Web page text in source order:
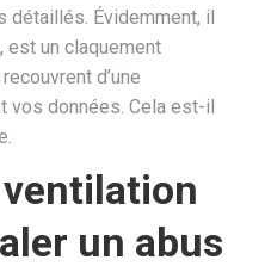
détaillés. Évidemment, il
un claquement
d’une
vos données. Cela est-il
ventilation
un abus